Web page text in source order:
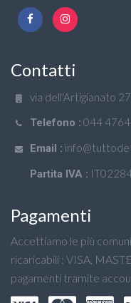
Contatti
via dell'Artigianato
Telefono : 044
Email :
Partita IVA :
Pagamenti
Accettiamo le più
ricaricabili : VISA,
pagamenti tramite